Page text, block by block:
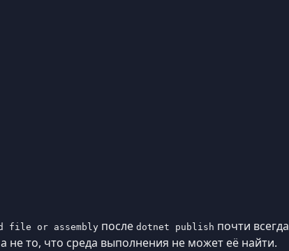
file or assembly после dotnet publish почти всегда
не то, что среда выполнения не может её найти.